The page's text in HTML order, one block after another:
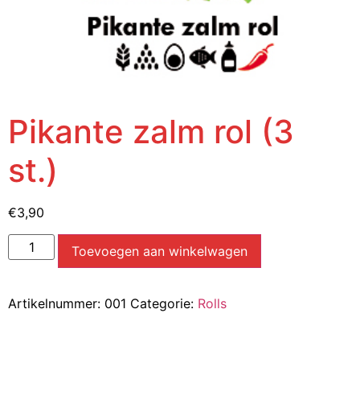
Pikante zalm rol (3
st.)
€3,90
Toevoegen aan winkelwagen
Artikelnummer: 001 Categorie: Rolls